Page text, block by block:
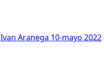
Ivan Aranega 10-mayo 2022